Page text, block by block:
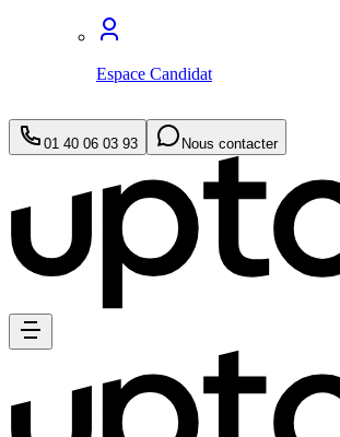
Espace Candidat
01 40 06 03 93 Nous contacter